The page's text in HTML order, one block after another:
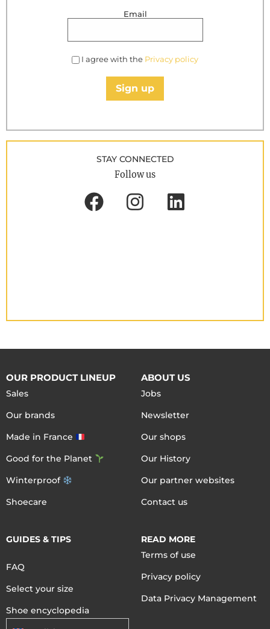
Email
I agree with the Privacy policy
Sign up
STAY CONNECTED
Follow us
OUR PRODUCT LINEUP
Sales
Our brands
Made in France
Good for the Planet
Winterproof
Shoecare
ABOUT US
Jobs
Newsletter
Our shops
Our History
Our partner websites
Contact us
GUIDES & TIPS
FAQ
Select your size
Shoe encyclopedia
READ MORE
Terms of use
Privacy policy
Data Privacy Management